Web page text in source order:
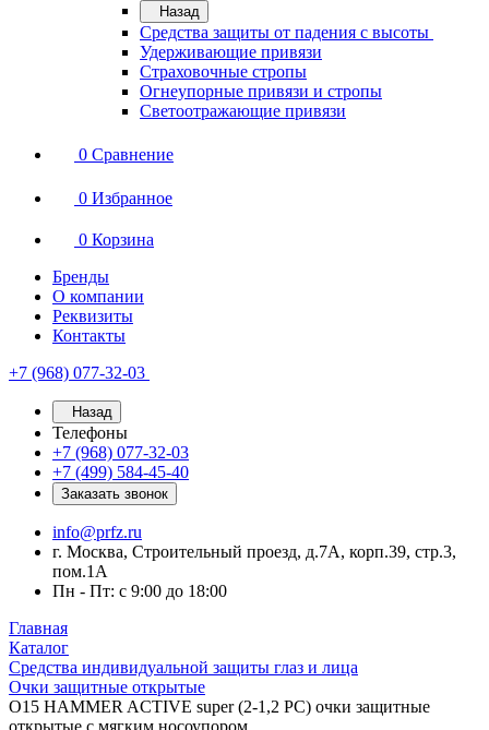
Назад
Средства защиты от падения с высоты
Удерживающие привязи
Страховочные стропы
Огнеупорные привязи и стропы
Светоотражающие привязи
0 Сравнение
0 Избранное
0 Корзина
Бренды
О компании
Реквизиты
Контакты
+7 (968) 077-32-03
Назад
Телефоны
+7 (968) 077-32-03
+7 (499) 584-45-40
Заказать звонок
info@prfz.ru
г. Москва, Строительный проезд, д.7А, корп.39, стр.3,
пом.1А
Пн - Пт: с 9:00 до 18:00
Главная
Каталог
Средства индивидуальной защиты глаз и лица
Очки защитные открытые
О15 HAMMER ACTIVЕ super (2-1,2 PC) очки защитные
открытые с мягким носоупором